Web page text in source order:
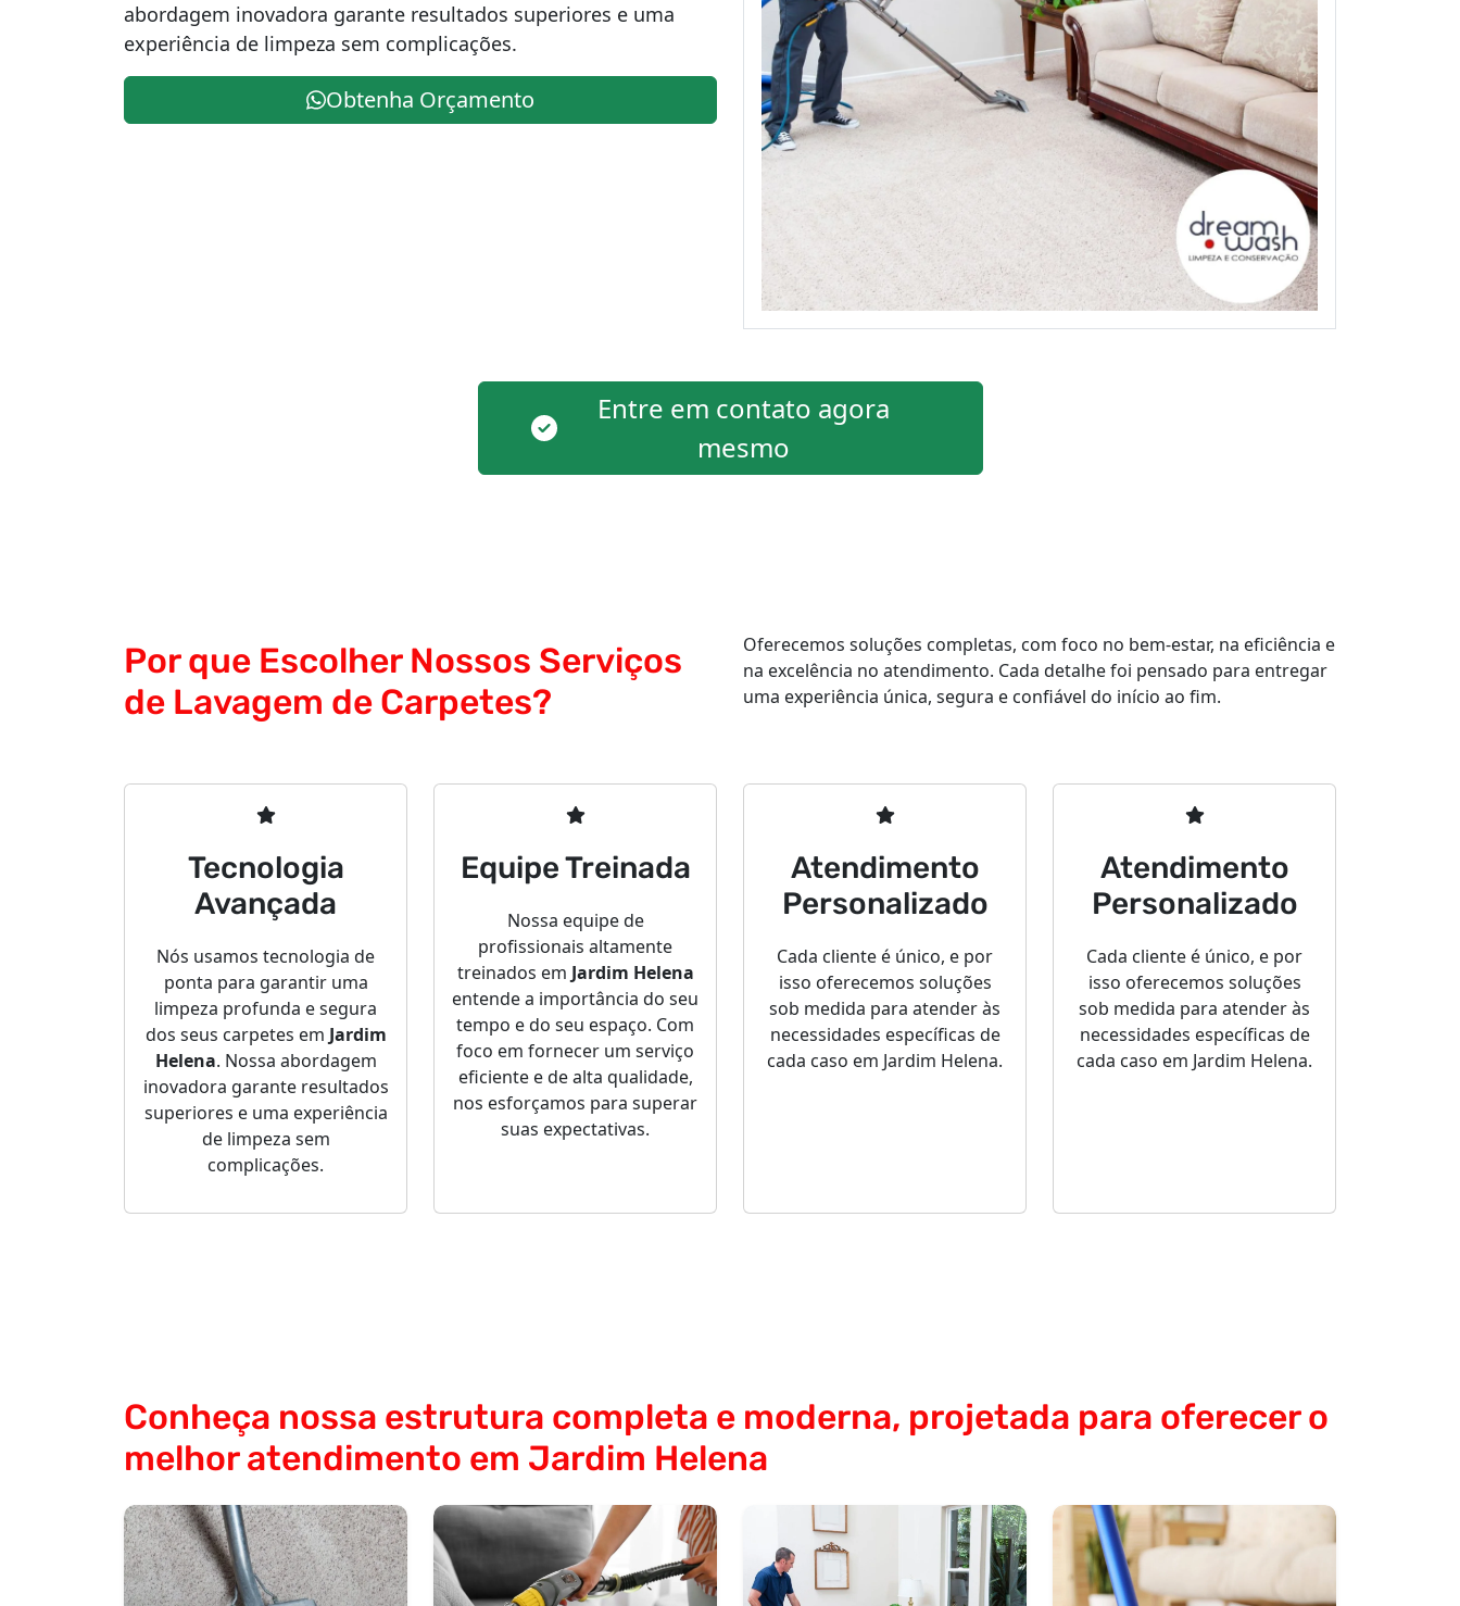
abordagem inovadora garante resultados superiores e uma
experiência de limpeza sem complicações.
Obtenha Orçamento
Entre em contato agora
mesmo
Por que Escolher Nossos Serviços
de Lavagem de Carpetes?
Oferecemos soluções completas, com foco no bem-estar, na eficiência e
na excelência no atendimento. Cada detalhe foi pensado para entregar
uma experiência única, segura e confiável do início ao fim.
Tecnologia
Avançada
Nós usamos tecnologia de
ponta para garantir uma
limpeza profunda e segura
dos seus carpetes em Jardim
Helena. Nossa abordagem
inovadora garante resultados
superiores e uma experiência
de limpeza sem
complicações.
Equipe Treinada
Nossa equipe de
profissionais altamente
treinados em Jardim Helena
entende a importância do seu
tempo e do seu espaço. Com
foco em fornecer um serviço
eficiente e de alta qualidade,
nos esforçamos para superar
suas expectativas.
Atendimento
Personalizado
Cada cliente é único, e por
isso oferecemos soluções
sob medida para atender às
necessidades específicas de
cada caso em Jardim Helena.
Atendimento
Personalizado
Cada cliente é único, e por
isso oferecemos soluções
sob medida para atender às
necessidades específicas de
cada caso em Jardim Helena.
Conheça nossa estrutura completa e moderna, projetada para oferecer o
melhor atendimento em Jardim Helena